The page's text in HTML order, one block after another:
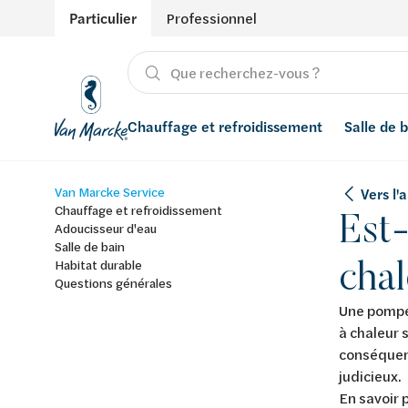
Particulier Professionnel
Chauffage et refroidissement
Chauffage
Refroidissement
Salle de
Produits
Salle de bain avec prix indicatif
Conseils
Énergies renouvelables
Ventilation
Récupération de l'eau de pluie
Adoucisseurs d’eau
Filtres à eau
Van Marcke Service
Chauffage et refroidissement
Adoucisseur d'eau
Salle de bain
Habitat durable
Questions générales
Vers
Une
à chaleur
judicieux.
En savoir